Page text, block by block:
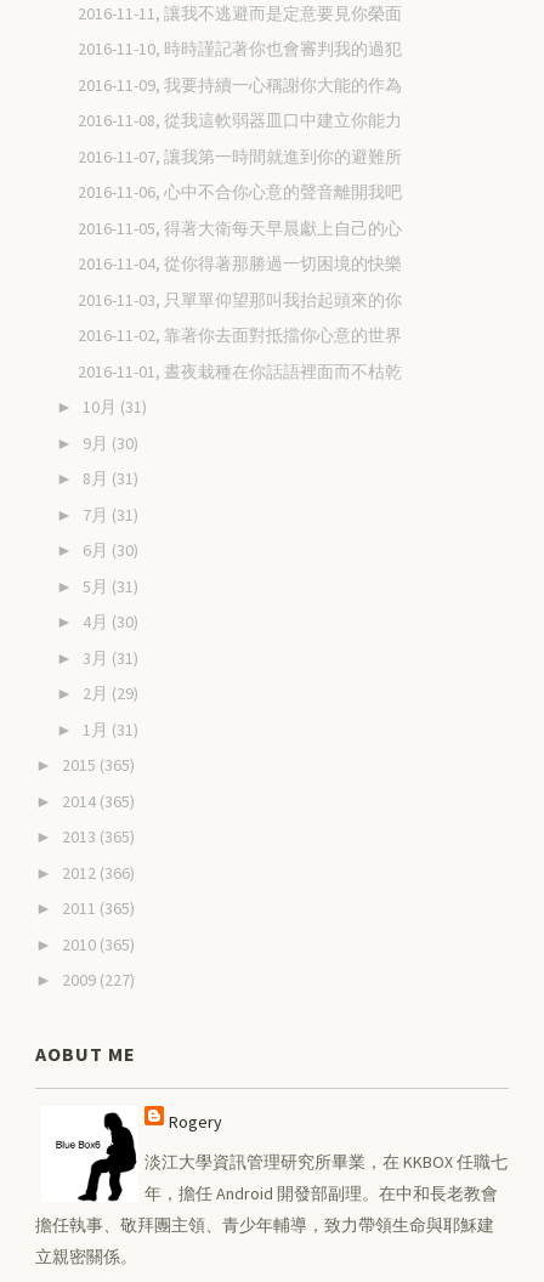
2016-11-11, 讓我不逃避而是定意要見你榮面
2016-11-10, 時時謹記著你也會審判我的過犯
2016-11-09, 我要持續一心稱謝你大能的作為
2016-11-08, 從我這軟弱器皿口中建立你能力
2016-11-07, 讓我第一時間就進到你的避難所
2016-11-06, 心中不合你心意的聲音離開我吧
2016-11-05, 得著大衛每天早晨獻上自己的心
2016-11-04, 從你得著那勝過一切困境的快樂
2016-11-03, 只單單仰望那叫我抬起頭來的你
2016-11-02, 靠著你去面對抵擋你心意的世界
2016-11-01, 晝夜栽種在你話語裡面而不枯乾
► 10月 (31)
► 9月 (30)
► 8月 (31)
► 7月 (31)
► 6月 (30)
► 5月 (31)
► 4月 (30)
► 3月 (31)
► 2月 (29)
► 1月 (31)
► 2015 (365)
► 2014 (365)
► 2013 (365)
► 2012 (366)
► 2011 (365)
► 2010 (365)
► 2009 (227)
AOBUT ME
Rogery
淡江大學資訊管理研究所畢業，在 KKBOX 任職七
年，擔任 Android 開發部副理。在中和長老教會
擔任執事、敬拜團主領、青少年輔導，致力帶領生命與耶穌建
立親密關係。